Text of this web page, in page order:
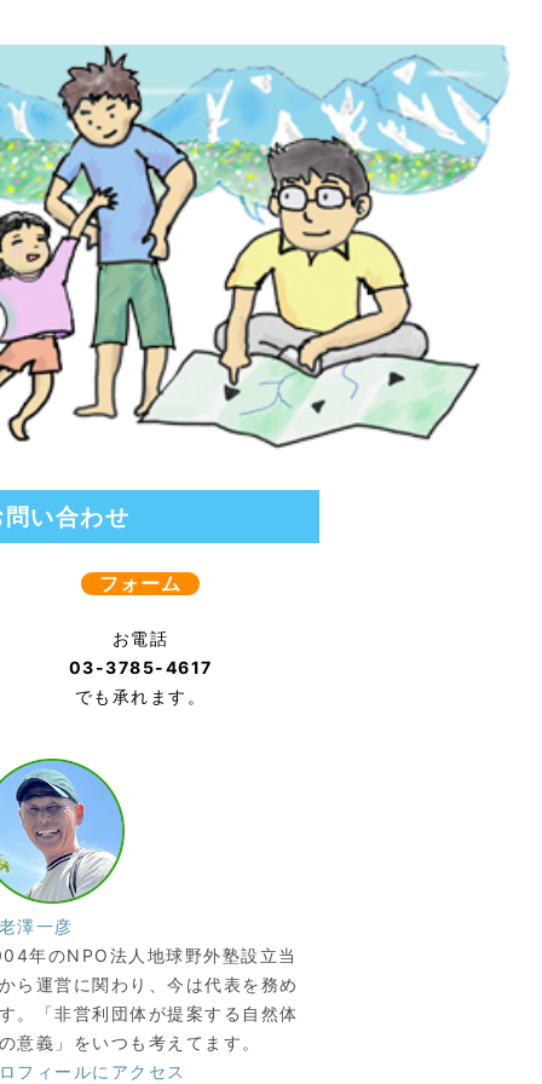
問い合わせ
フォーム
お電話
03-3785-4617
でも承れます。
澤一彦
年のNPO法人地球野外塾設立当
ら運営に関わり、今は代表を務め
。「非営利団体が提案する自然体
意義」をいつも考えてます。
フィールにアクセス